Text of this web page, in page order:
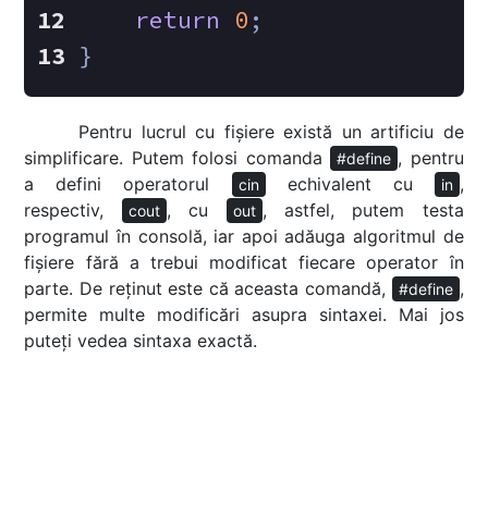
return
0 ;
}
Pentru lucrul cu fișiere există un artificiu de
simplificare. Putem folosi comanda
#define , pentru
a defini operatorul
cin echivalent cu in ,
respectiv,
cout , cu out , astfel, putem testa
programul în consolă, iar apoi adăuga algoritmul de
fișiere fără a trebui modificat fiecare operator în
parte. De reținut este că aceasta comandă,
#define ,
permite multe modificări asupra sintaxei. Mai jos
puteți vedea sintaxa exactă.